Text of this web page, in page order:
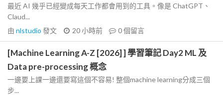
最近 AI 幾乎已經變成每天工作都會用到的工具。像是 ChatGPT、
Claud...
由 nlstudio 發文 20 小時前 0個留言
[Machine Learning A-Z [2026] ] 學習筆記 Day2 ML 及
Data pre-processing 概念
一邊要上課一邊還要寫這個不容易! 整個machine learning分成三個
步...